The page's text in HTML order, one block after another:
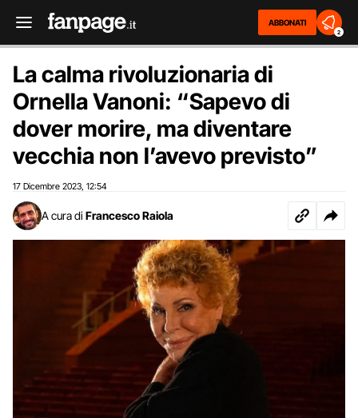
ABBONATI
2
La calma rivoluzionaria di
Ornella Vanoni: “Sapevo di
dover morire, ma diventare
vecchia non l’avevo previsto”
17 Dicembre 2023 12:54
A cura di Francesco Raiola